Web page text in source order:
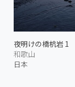
夜明けの橋杭岩 1
和歌山
日本